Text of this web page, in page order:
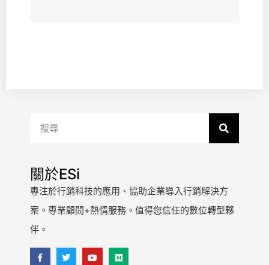
關於ESi
專注於行銷科技的應用、協助企業導入行銷解決方
案。專業顧問+熱情服務。值得您信任的數位轉型夥
伴。